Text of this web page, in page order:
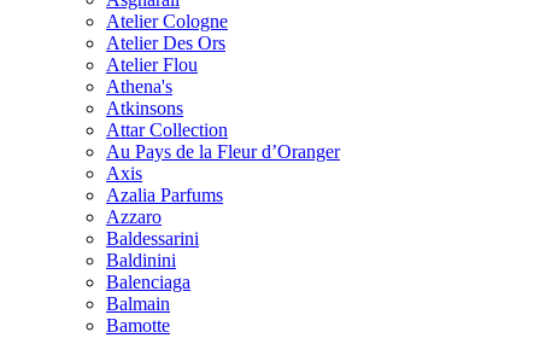
Atelier Cologne
Atelier Des Ors
Atelier Flou
Athena's
Atkinsons
Attar Collection
Au Pays de la Fleur d’Oranger
Axis
Azalia Parfums
Azzaro
Baldessarini
Baldinini
Balenciaga
Balmain
Bamotte